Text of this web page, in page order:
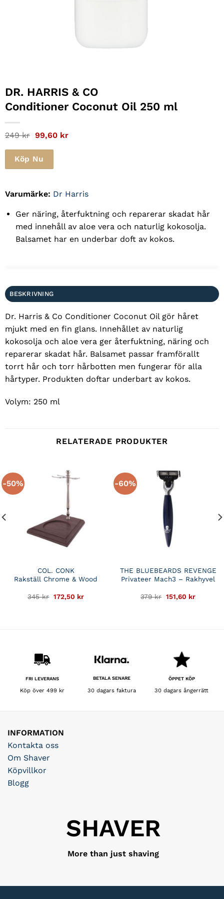
DR. HARRIS & CO
Conditioner Coconut Oil 250 ml
249kr Det
ursprungliga
priset
var:
249 kr.
99,60 krDet
Köp Nu
Varumärke: Dr Harris
Ger näring, återfuktning och reparerar skadat hår
med innehåll av aloe vera och naturlig kokosolja.
Balsamet har en underbar doft av kokos.
BESKRIVNING
Dr. Harris & Co Conditioner Coconut Oil gör håret
mjukt med en fin glans. Innehållet av naturlig
kokosolja och aloe vera ger återfuktning, näring och
reparerar skadat hår. Balsamet passar framförallt
torrt hår och torr hårbotten men fungerar för alla
hårtyper. Produkten doftar underbart av kokos.
Volym: 250 ml
RELATERADE PRODUKTER
-50%
COL. CONK
Rakställ Chrome & Wood
345kr Det
ursprungliga
172,50 krDet
-60%
THE BLUEBEARDS REVENGE
Privateer Mach3 – Rakhyvel
379kr Det
ursprungliga
151,60 krDet
FRI LEVERANS
Köp över 499 kr
BETALA SENARE
30 dagars faktura
ÖPPET KÖP
30 dagars ångerrätt
INFORMATION
Kontakta oss
Om Shaver
Köpvillkor
Blogg
SHAVER
More than just shaving